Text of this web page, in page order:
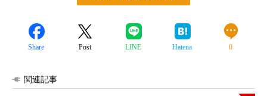
Share Post LINE Hatena 0
関連記事